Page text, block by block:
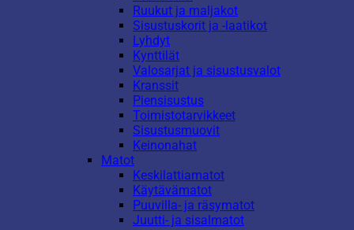
Ruukut ja maljakot
Sisustuskorit ja -laatikot
Lyhdyt
Kynttilät
Valosarjat ja sisustusvalot
Kranssit
Piensisustus
Toimistotarvikkeet
Sisustusmuovit
Keinonahat
Matot
Keskilattiamatot
Käytävämatot
Puuvilla- ja räsymatot
Juutti- ja sisalmatot